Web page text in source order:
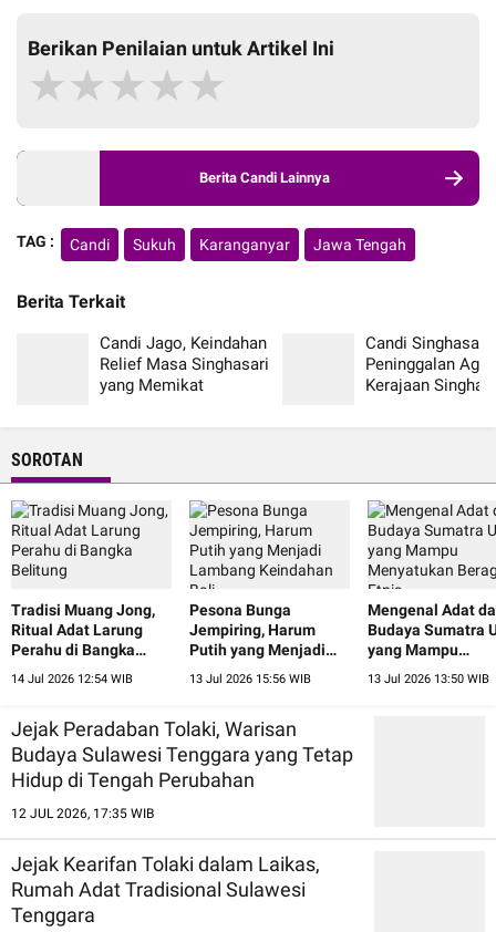
Berikan Penilaian untuk Artikel Ini
★★★★★
Berita Candi Lainnya
TAG : Candi Sukuh Karanganyar Jawa Tengah
Berita Terkait
Candi Jago, Keindahan
Relief Masa Singhasari
yang Memikat
Candi Singhasari,
Peninggalan
Kerajaan
SOROTAN
Tradisi Muang Jong,
Ritual Adat Larung
Perahu di Bangka
Belitung
14 Jul 2026 12:54 WIB
Pesona Bunga
Jempiring, Harum
Putih yang Menjadi
Lambang Keindahan
13 Jul 2026 15:56 WIB
Mengenal Adat
Budaya Sumatra
yang Mampu
Menyatukan
13 Jul 2026 13:50 WIB
Jejak Peradaban Tolaki, Warisan
Budaya Sulawesi Tenggara yang Tetap
Hidup di Tengah Perubahan
12 JUL 2026, 17:35 WIB
Jejak Kearifan Tolaki dalam Laikas,
Rumah Adat Tradisional Sulawesi
Tenggara